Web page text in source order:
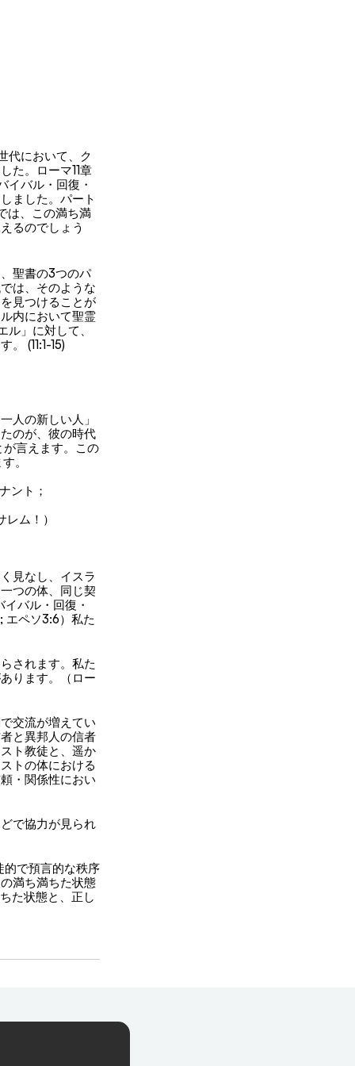
代において、ク
た。ローマ11章
イバル・回復・
ました。パート
は、この満ち満
るのでしょう
聖書の3つのパ
は、そのような
見つけることが
内において聖霊
」に対して、
(11:1-15)
人の新しい人」
のが、彼の時代
言えます。この
。
ント；
ム！）
見なし、イスラ
つの体、同じ契
バル・回復・
エペソ3:6）私た
されます。私た
ります。（ロー
交流が増えてい
と異邦人の信者
ト教徒と、遥か
トの体における
・関係性におい
で協力が見られ
的で預言的な秩序
満ち満ちた状態
た状態と、正し